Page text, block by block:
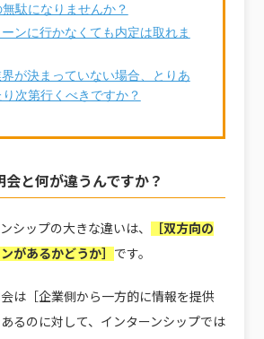
駄になりませんか？
ンに行かなくても内定は取れま
が決まっていない場合、とりあ
次第行くべきですか？
会と何が違うんですか？
シップの大きな違いは、
［双方向の
があるかどうか］ です。
は［企業側から一方的に情報を提供
るのに対して、インターンシップでは